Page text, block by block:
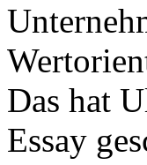
Das hat
Essay